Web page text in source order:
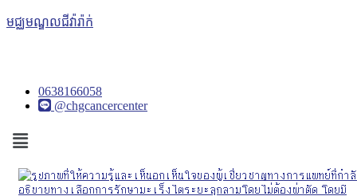
មជ្ឈមណ្ឌលជីវ៉ារ៉ាក់
0638166058
@chgcancercenter
Menu